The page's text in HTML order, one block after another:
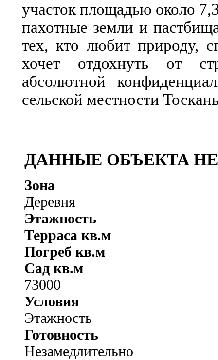
участок площадью около
пахотные земли и
тех, кто любит природу,
хочет отдохнуть от
абсолютной
сельской местности
ДАННЫЕ ОБЪЕКТА
Зона
Деревня
Этажность
Терраса кв.м
Погреб кв.м
Сад кв.м
73000
Условия
Этажность
Готовность
Незамедлительно